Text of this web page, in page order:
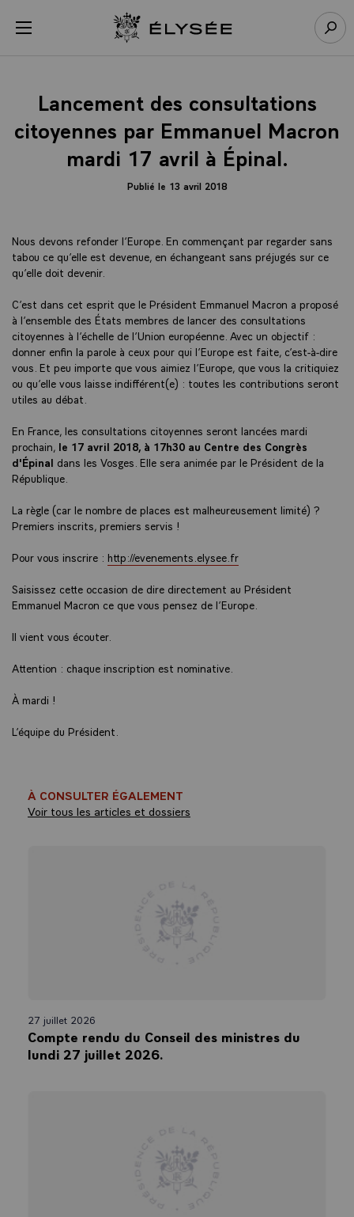
menu Retour à l’accueil Élysée
Lancement des consultations
citoyennes par Emmanuel Macron
mardi 17 avril à Épinal.
Publié le 13 avril 2018
Nous devons refonder l’Europe. En commençant par regarder sans
tabou ce qu’elle est devenue, en échangeant sans préjugés sur ce
qu’elle doit devenir.
C’est dans cet esprit que le Président Emmanuel Macron a proposé
à l’ensemble des États membres de lancer des consultations
citoyennes à l’échelle de l’Union européenne. Avec un objectif :
donner enfin la parole à ceux pour qui l’Europe est faite, c’est-à-dire
vous. Et peu importe que vous aimiez l’Europe, que vous la critiquiez
ou qu’elle vous laisse indifférent(e) : toutes les contributions seront
utiles au débat.
En France, les consultations citoyennes seront lancées mardi
prochain, le 17 avril 2018, à 17h30 au Centre des Congrès
d'Épinal dans les Vosges. Elle sera animée par le Président de la
République.
La règle (car le nombre de places est malheureusement limité) ?
Premiers inscrits, premiers servis !
Pour vous inscrire : http://evenements.elysee.fr
Saisissez cette occasion de dire directement au Président
Emmanuel Macron ce que vous pensez de l’Europe.
Il vient vous écouter.
Attention : chaque inscription est nominative.
À mardi !
L’équipe du Président.
À CONSULTER ÉGALEMENT
Voir tous les articles et dossiers
27 juillet 2026
Compte rendu du Conseil des ministres du
lundi 27 juillet 2026.
Panneau de gestion des cookies